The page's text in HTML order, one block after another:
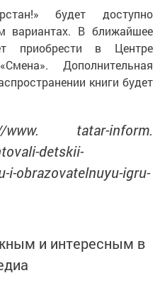
будет доступно
вариантах. В ближайшее
приобрести в Центре
Дополнительная
книги будет
tatar-inform.
detskii-
i-obrazovatelnuyu-igru-
и интересным в